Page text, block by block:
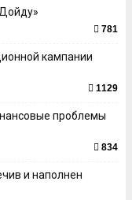
781
кампании
1129
проблемы
834
и наполнен